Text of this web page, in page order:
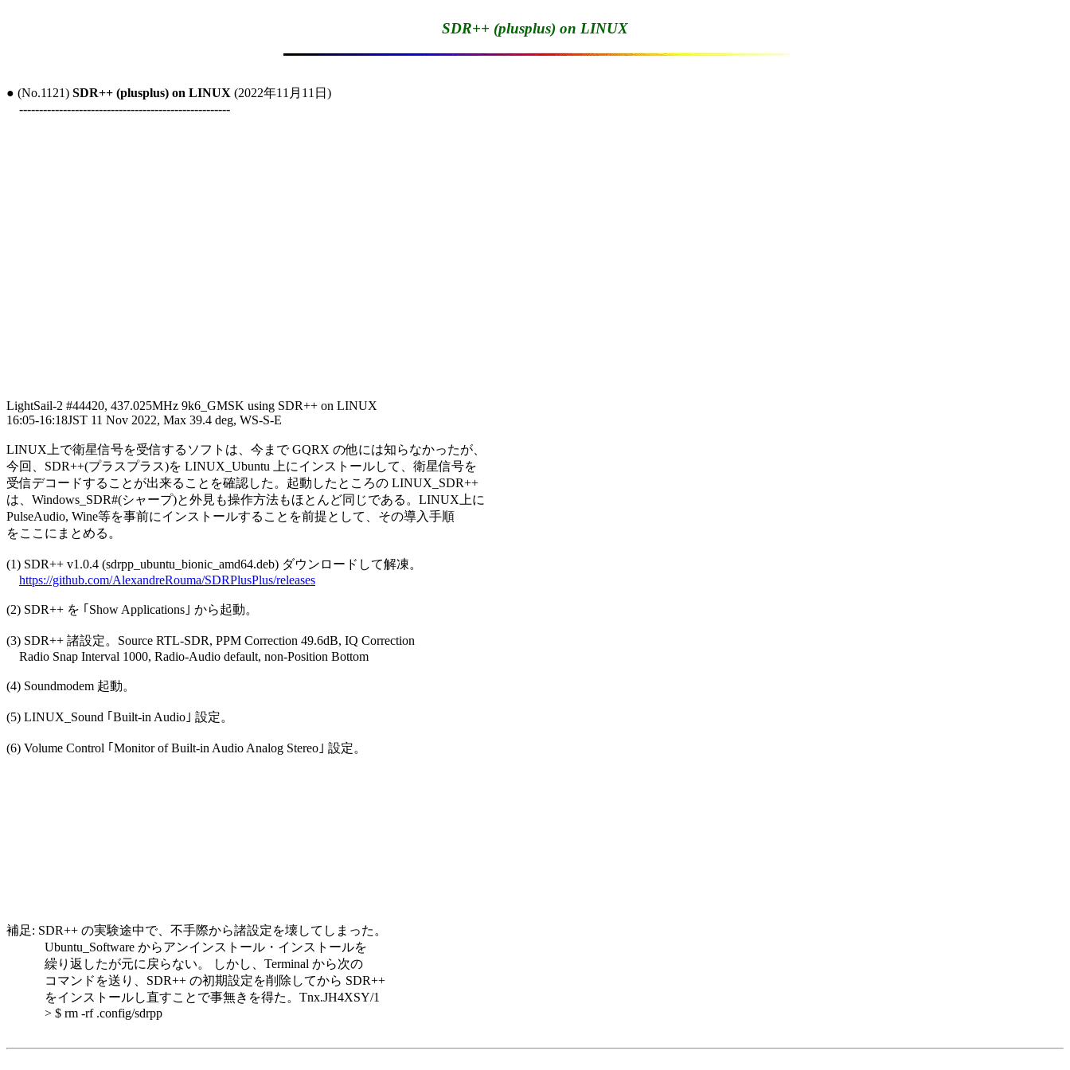
SDR++ (plusplus) on LINUX
● (No.1121) SDR++ (plusplus) on LINUX (2022年11月11日)
-----------------------------------------------------
16:05-16:18JST 11 Nov 2022, Max 39.4 deg, WS-S-E
LINUX上で衛星信号を受信するソフトは、今まで GQRX の他には知らなかったが、
今回、SDR++(プラスプラス)を LINUX_Ubuntu 上にインストールして、衛星信号を
受信デコードすることが出来ることを確認した。起動したところの LINUX_SDR++
は、Windows_SDR#(シャープ)と外見も操作方法もほとんど同じである。LINUX上に
PulseAudio, Wine等を事前にインストールすることを前提として、その導入手順
をここにまとめる。
(1) SDR++ v1.0.4 (sdrpp_ubuntu_bionic_amd64.deb) ダウンロードして解凍。
https://github.com/AlexandreRouma/SDRPlusPlus/releases
(2) SDR++ を ｢Show Applications｣ から起動。
(3) SDR++ 諸設定。Source RTL-SDR, PPM Correction 49.6dB, IQ Correction
    Radio Snap Interval 1000, Radio-Audio default, non-Position Bottom
(4) Soundmodem 起動。
(5) LINUX_Sound ｢Built-in Audio｣ 設定。
(6) Volume Control ｢Monitor of Built-in Audio Analog Stereo｣ 設定。
補足: SDR++ の実験途中で、不手際から諸設定を壊してしまった。
Ubuntu_Software からアンインストール・インストールを
繰り返したが元に戻らない。 しかし、Terminal から次の
コマンドを送り、SDR++ の初期設定を削除してから SDR++
をインストールし直すことで事無きを得た。Tnx.JH4XSY/1
> $ rm -rf .config/sdrpp